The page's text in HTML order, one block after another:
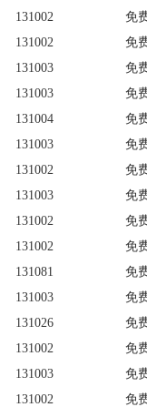
131002
免
131002
免
131003
免
131003
免
131004
免
131003
免
131002
免
131003
免
131002
免
131002
免
131081
免
131003
免
131026
免
131002
免
131003
免
131002
免